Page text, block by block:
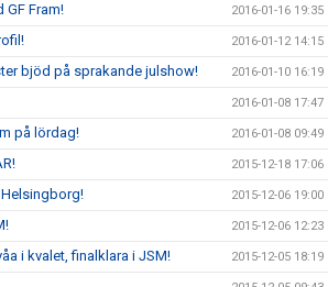
GF Fram! 2016-01-16 19:35
2016-01-12 14:15
bjöd på sprakande julshow! 2016-01-10 16:19
2016-01-08 17:47
på lördag! 2016-01-08 09:49
2015-12-18 17:06
Helsingborg! 2015-12-06 19:00
2015-12-06 12:23
i kvalet, finalklara i JSM! 2015-12-05 18:19